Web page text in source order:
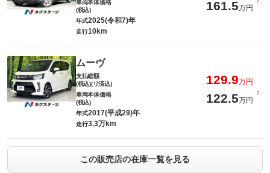
車両本体価格
(税込)
161.5万円
年式2025(令和7)年
走行10km
ムーヴ
支払総額
(税込)(リ済込)
129.9万円
車両本体価格
(税込)
122.5万円
年式2017(平成29)年
走行3.3万km
この販売店の在庫一覧を見る